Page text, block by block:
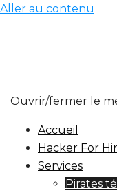
Aller au contenu
Ouvrir/fermer le
Accueil
Hacker For
Services
Pirates